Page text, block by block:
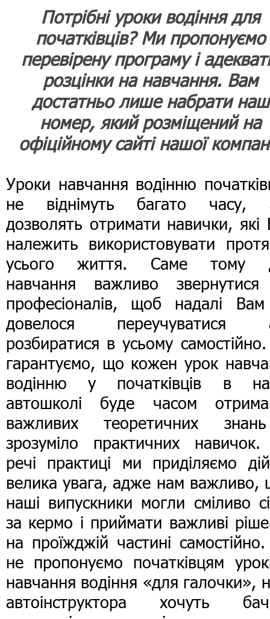
Потрібні уроки водіння для
початківців? Ми пропонуємо
перевірену програму і
розцінки на навчання. Вам
достатньо лише набрати наш
номер, який розміщений на
офіційному сайті нашої
Уроки навчання водінню
не віднімуть багато часу,
дозволять отримати навички, які
належить використовувати
усього життя. Саме тому
навчання важливо
професіоналів, щоб надалі
довелося переучуватися
розбиратися в усьому
гарантуємо, що кожен урок
водінню у початківців в
автошколі буде часом
важливих теоретичних
зрозуміло практичних
речі практиці ми приділяємо
велика увага, адже нам важливо,
наші випускники могли сміливо
за кермо і приймати важливі
на проїжджій частині
не пропонуємо початківцям
навчання водіння «для галочки»,
автоінструктора хочуть